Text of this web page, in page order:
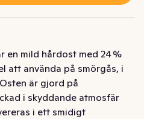
en mild hårdost med 24 %
att använda på smörgås, i
är gjord på
i skyddande atmosfär
i ett smidigt